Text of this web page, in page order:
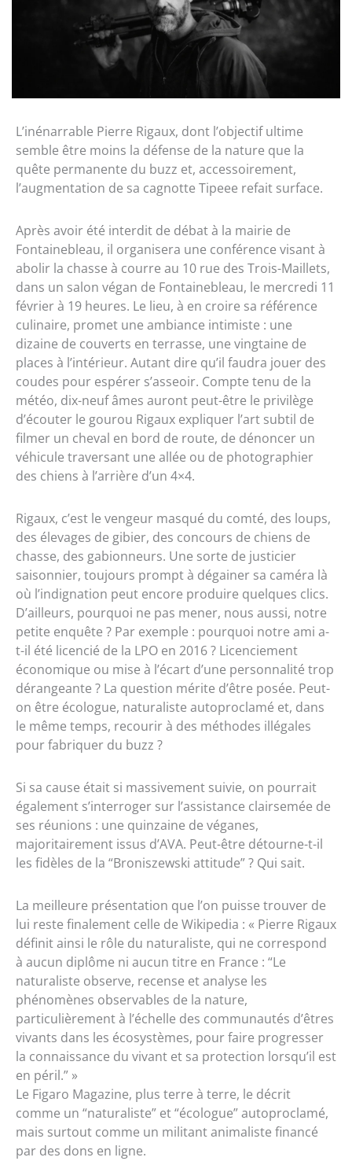
L’inénarrable Pierre Rigaux, dont l’objectif ultime
semble être moins la défense de la nature que la
quête permanente du buzz et, accessoirement,
l’augmentation de sa cagnotte Tipeee refait surface.
Après avoir été interdit de débat à la mairie de
Fontainebleau, il organisera une conférence visant à
abolir la chasse à courre au 10 rue des Trois-Maillets,
dans un salon végan de Fontainebleau, le mercredi 11
février à 19 heures. Le lieu, à en croire sa référence
culinaire, promet une ambiance intimiste : une
dizaine de couverts en terrasse, une vingtaine de
places à l’intérieur. Autant dire qu’il faudra jouer des
coudes pour espérer s’asseoir. Compte tenu de la
météo, dix-neuf âmes auront peut-être le privilège
d’écouter le gourou Rigaux expliquer l’art subtil de
filmer un cheval en bord de route, de dénoncer un
véhicule traversant une allée ou de photographier
des chiens à l’arrière d’un 4×4.
Rigaux, c’est le vengeur masqué du comté, des loups,
des élevages de gibier, des concours de chiens de
chasse, des gabionneurs. Une sorte de justicier
saisonnier, toujours prompt à dégainer sa caméra là
où l’indignation peut encore produire quelques clics.
D’ailleurs, pourquoi ne pas mener, nous aussi, notre
petite enquête ? Par exemple : pourquoi notre ami a-
t-il été licencié de la LPO en 2016 ? Licenciement
économique ou mise à l’écart d’une personnalité trop
dérangeante ? La question mérite d’être posée. Peut-
on être écologue, naturaliste autoproclamé et, dans
le même temps, recourir à des méthodes illégales
pour fabriquer du buzz ?
Si sa cause était si massivement suivie, on pourrait
également s’interroger sur l’assistance clairsemée de
ses réunions : une quinzaine de véganes,
majoritairement issus d’AVA. Peut-être détourne-t-il
les fidèles de la “Broniszewski attitude” ? Qui sait.
La meilleure présentation que l’on puisse trouver de
lui reste finalement celle de Wikipedia : « Pierre Rigaux
définit ainsi le rôle du naturaliste, qui ne correspond
à aucun diplôme ni aucun titre en France : “Le
naturaliste observe, recense et analyse les
phénomènes observables de la nature,
particulièrement à l’échelle des communautés d’êtres
vivants dans les écosystèmes, pour faire progresser
la connaissance du vivant et sa protection lorsqu’il est
en péril.” »
Le Figaro Magazine, plus terre à terre, le décrit
comme un “naturaliste” et “écologue” autoproclamé,
mais surtout comme un militant animaliste financé
par des dons en ligne.